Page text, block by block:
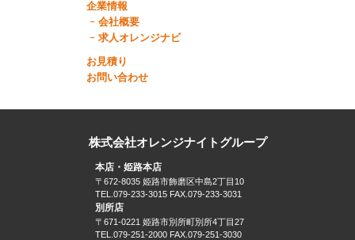
企業情報
会社概要
求人オレンジナビ
お見積り
お問い合わせ
株式会社オレンジナイトグループ
本店・姫路本店
〒672-8035 姫路市飾磨区中島2丁目10
TEL.079-233-3015 FAX.079-233-3031
別所店
〒671-0221 姫路市別所町別所4丁目27
TEL.079-251-2000 FAX.079-251-3030